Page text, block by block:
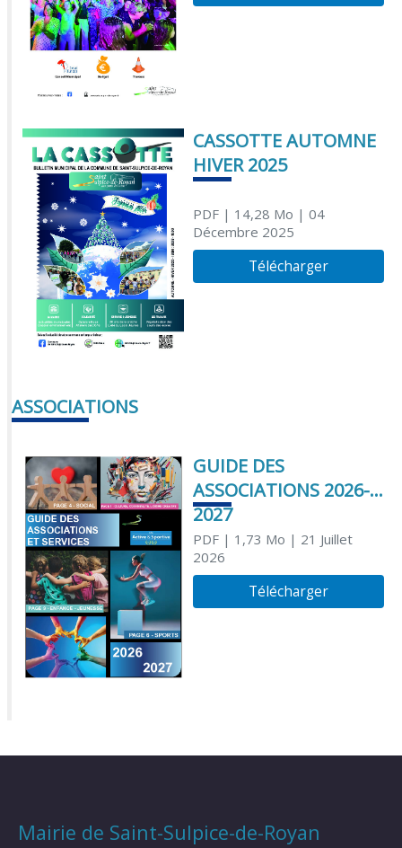
CASSOTTE AUTOMNE
HIVER 2025
PDF| 14,28 Mo | 04
Décembre 2025
Télécharger
ASSOCIATIONS
GUIDE DES
ASSOCIATIONS 2026-
2027
PDF| 1,73 Mo | 21 Juillet
2026
Télécharger
Mairie de Saint-Sulpice-de-Royan